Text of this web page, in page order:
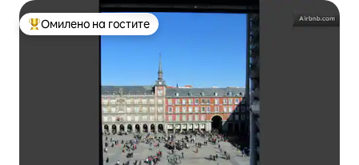
Меѓу најуспешните „Омилени на гостите“
Омилено на гостите